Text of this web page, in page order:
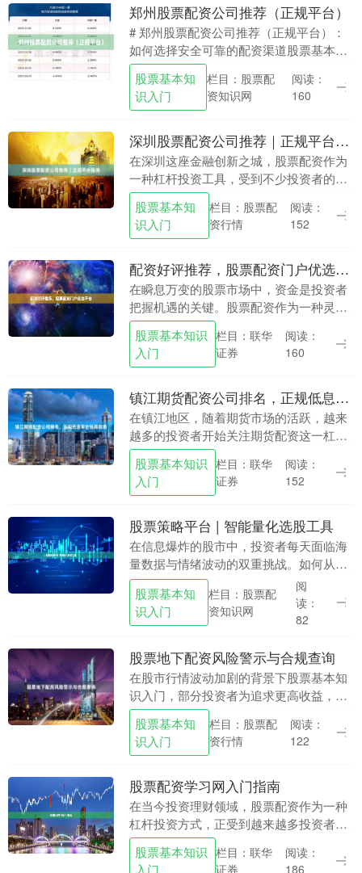
郑州股票配资公司推荐（正规平台）
# 郑州股票配资公司推荐（正规平台）：
如何选择安全可靠的配资渠道股票基本知
识入门 随着中国资本市场的不断发展，股
票配资作为一种杠杆投资工具，逐渐受到
投资者的关注....
股票基本知
识入门
栏目：股票配
资知识网
阅读：
160
深圳股票配资公司推荐｜正规平台指南
在深圳这座金融创新之城，股票配资作为
一种杠杆投资工具，受到不少投资者的关
注。然而，面对市场上众多的配资公司股
票基本知识入门，如何甄别正规平台、规
避潜在风险，成为....
股票基本知
识入门
栏目：股票配
资行情
阅读：
152
配资好评推荐，股票配资门户优选平台
在瞬息万变的股票市场中，资金是投资者
把握机遇的关键。股票配资作为一种灵活
的资金杠杆工具，正被越来越多的投资者
所关注。然而，面对市场上众多的配资平
台，如何甄别与选....
股票基本知识
入门
栏目：联华
证券
阅读：
160
镇江期货配资公司排名，正规低息平台选择指南
在镇江地区，随着期货市场的活跃，越来
越多的投资者开始关注期货配资这一杠杆
工具。然而，面对市场上众多的配资公
司，如何选择一家正规且低息的平台，成
为投资者关注的焦点....
股票基本知识
入门
栏目：联华
证券
阅读：
152
股票策略平台 | 智能量化选股工具
在信息爆炸的股市中，投资者每天面临海
量数据与情绪波动的双重挑战。如何从数
千只股票中筛选出具备潜力的标的？如何
避免情绪化交易带来的损失？股票策略平
台与智能量化选股....
股票基本知
识入门
栏目：股票配
资知识网
阅
读：
82
股票地下配资风险警示与合规查询
在股市行情波动加剧的背景下股票基本知
识入门，部分投资者为追求更高收益，开
始关注“股票配资”这一杠杆工具。然而，
市场上大量打着“低门槛、高杠杆、免息垫
资”旗号的*....
股票基本知
识入门
栏目：股票配
资行情
阅读：
122
股票配资学习网入门指南
在当今投资理财领域，股票配资作为一种
杠杆投资方式，正受到越来越多投资者的
关注。然而，对于刚接触这一领域的新手
来说，如何正确理解配资、选择正规平
股票基本知识
入门
栏目：联华
证券
阅读：
186